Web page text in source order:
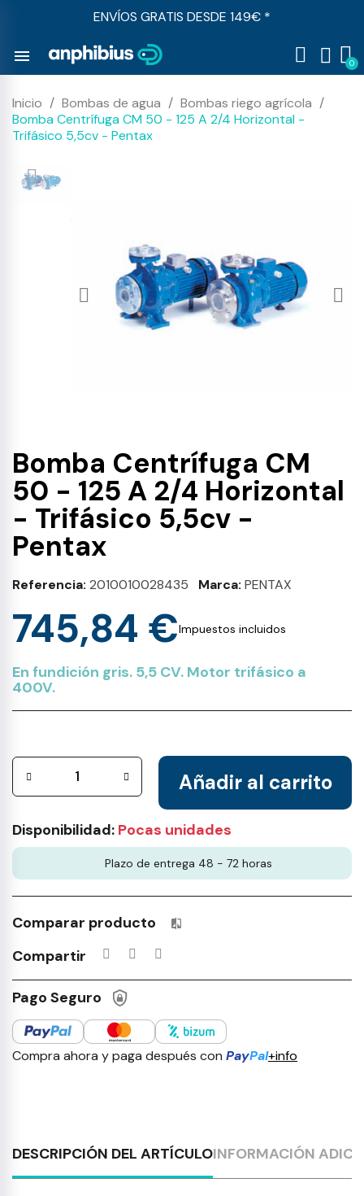
ENVÍOS GRATIS DESDE 149€ *
menu
Inicio Bombas de agua
Bombas riego agrícola
Bomba Centrífuga CM 50 - 125 A 2/4 Horizontal -
Trifásico 5,5cv - Pentax
Bomba Centrífuga CM
50 - 125 A 2/4 Horizontal
- Trifásico 5,5cv -
Pentax
Referencia 2010010028435 Marca PENTAX
745,84 €Impuestos incluidos
En fundición gris. 5,5 CV. Motor trifásico a
400V.
Añadir al carrito
Disponibilidad: Pocas unidades
Plazo de entrega 48 - 72 horas
Comparar producto Productos incluidos en tu lista
Compartir
Pago Seguro
Compra ahora y paga después con PayPal+info
DESCRIPCIÓN DEL ARTÍCULOINFORMACIÓN